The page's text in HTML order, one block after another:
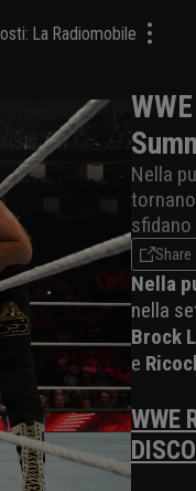
La Radiomobile
Nella
sfidano
Share
Nella
nella
Brock
e
WWE